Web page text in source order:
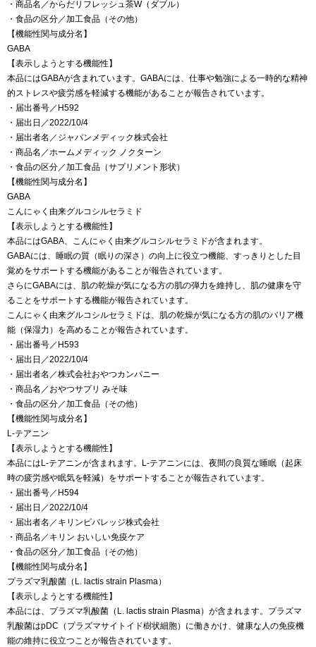
・商品名／からだリフレッシュ茶W（ダブル）
・食品の区分／加工食品（その他）
【機能性関与成分名】
GABA
【表示しようとする機能性】
本品にはGABAが含まれています。GABAには、仕事や勉強による一時的な精神
的ストレスや疲労感を軽減する機能があることが報告されています。
・届出番号／H592
・届出日／2022/10/4
・届出者名／ジャパンメディック株式会社
・商品名／ホームメディック ノクターン
・食品の区分／加工食品（サプリメント形状）
【機能性関与成分名】
GABA
こんにゃく由来グルコシルセラミド
【表示しようとする機能性】
本品にはGABA、こんにゃく由来グルコシルセラミドが含まれます。
GABAには、睡眠の質（眠りの深さ）の向上に役立つ機能、すっきりとした目
覚めをサポートする機能があることが報告されています。
さらにGABAには、肌の乾燥が気になる方の肌の弾力を維持し、肌の健康を守
ることをサポートする機能が報告されています。
こんにゃく由来グルコシルセラミドは、肌の乾燥が気になる方の肌のバリア機
能（保湿力）を高めることが報告されています。
・届出番号／H593
・届出日／2022/10/4
・届出者名／株式会社おやつカンパニー
・商品名／おやつサプリ みそ味
・食品の区分／加工食品（その他）
【機能性関与成分名】
L-テアニン
【表示しようとする機能性】
本品にはL-テアニンが含まれます。L-テアニンには、夜間の良質な睡眠（起床
時の疲労感や眠気を軽減）をサポートすることが報告されています。
・届出番号／H594
・届出日／2022/10/4
・届出者名／キリンビバレッジ株式会社
・商品名／キリン おいしい免疫ケア
・食品の区分／加工食品（その他）
【機能性関与成分名】
プラズマ乳酸菌（L. lactis strain Plasma）
【表示しようとする機能性】
本品には、プラズマ乳酸菌（L. lactis strain Plasma）が含まれます。プラズマ
乳酸菌はpDC（プラズマサイトイド樹状細胞）に働きかけ、健康な人の免疫機
能の維持に役立つことが報告されています。